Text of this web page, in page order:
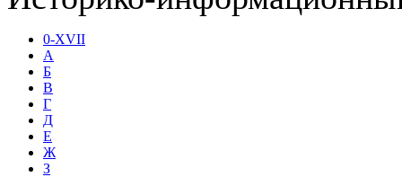
0-XVII
А
Б
В
Г
Д
Е
Ж
З